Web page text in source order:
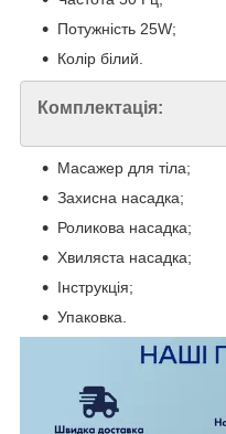
Потужність 25W;
Колір білий.
Комплектація:
Масажер для тіла;
Захисна насадка;
Роликова насадка;
Хвиляста насадка;
Інструкція;
Упаковка.